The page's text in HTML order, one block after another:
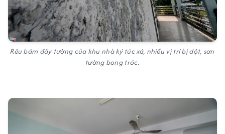
Rêu bám đầy tường của khu nhà ký túc xá, nhiều vị trí bị dột, sơn
tường bong tróc.